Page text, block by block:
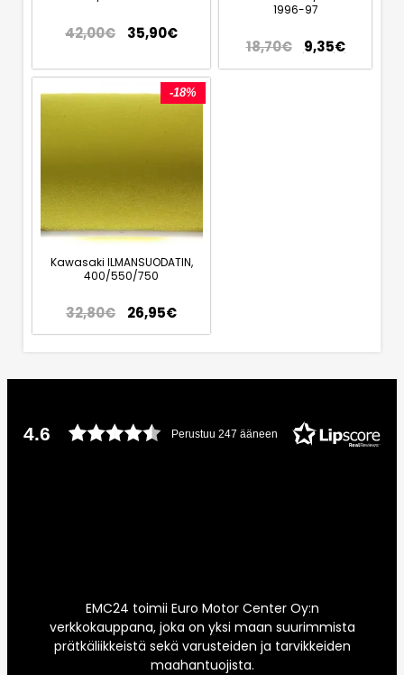
42,00€ 35,90€
1996-97
18,70€ 9,35€
-18%
Kawasaki ILMANSUODATIN,
400/550/750
32,80€ 26,95€
4.6 Perustuu 247 ääneen
EMC24 toimii Euro Motor Center Oy:n
verkkokauppana, joka on yksi maan suurimmista
prätkäliikkeistä sekä varusteiden ja tarvikkeiden
maahantuojista.